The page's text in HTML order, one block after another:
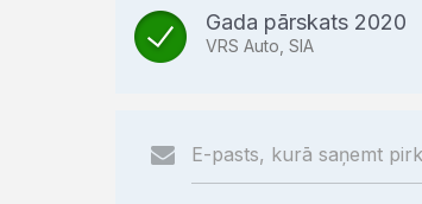
Gada pārskats 2020
VRS Auto, SIA